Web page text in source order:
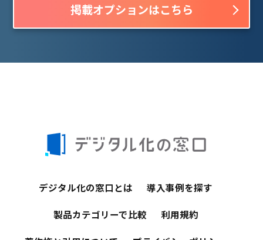
掲載オプションはこちら
デジタル化の窓口とは 導入事例を探す
製品カテゴリーで比較 利用規約